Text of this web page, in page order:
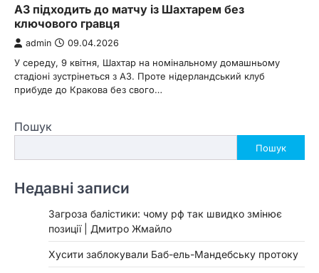
АЗ підходить до матчу із Шахтарем без
ключового гравця
admin 09.04.2026
У середу, 9 квітня, Шахтар на номінальному домашньому
стадіоні зустрінеться з АЗ. Проте нідерландський клуб
прибуде до Кракова без свого…
Пошук
Пошук
Недавні записи
Загроза балістики: чому рф так швидко змінює
позиції | Дмитро Жмайло
Хусити заблокували Баб-ель-Мандебську протоку